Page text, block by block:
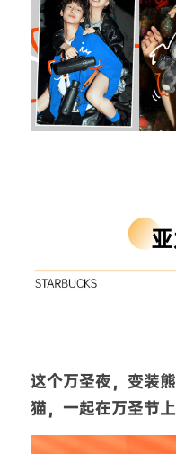
这个万圣夜，变装
猫，一起在万圣节